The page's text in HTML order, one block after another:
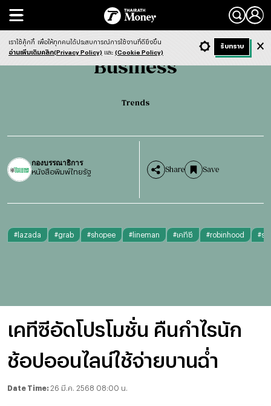
Search
Business Trends
Business
Trends
กองบรรณาธิการ
หนังสือพิมพ์ไทยรัฐ Share Save
# lazada #grab #shopee # lineman #เคทีซี #robinhood #
เคทีซีอัดโปรโมชั่น คืนกำไรนัก
ช้อปออนไลน์ใช้จ่ายบานฉ่ำ
Date Time: 26 มี.ค. 2568 08:00 น.
- ก + ก Dark ฟังข่าว
เราใช้คุ้กกี้ เพื่อให้ทุกคนได้ประสบการณ์การใช้งานที่ดียิ่งขึ้น
อ่านเพิ่มเติมคลิก(Privacy Policy) และ (Cookie Policy)
รับทราบ